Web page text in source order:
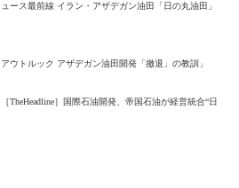
ース最前線 イラン・アザデガン油田「日の丸油田」
ウトルック アザデガン油田開発「撤退」の教訓」
TheHeadline］国際石油開発、帝国石油が経営統合“日